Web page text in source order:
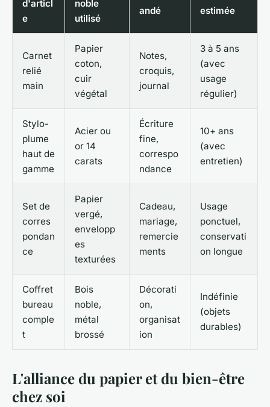
d'articl
e
noble
utilisé
andé
estimée
Carnet
relié
main
Papier
coton,
cuir
végétal
Notes,
croquis,
journal
3 à 5 ans
(avec
usage
régulier)
Stylo-
plume
haut de
gamme
Acier ou
or 14
carats
Écriture
fine,
correspo
ndance
10+ ans
(avec
entretien)
Set de
corres
pondan
ce
Papier
vergé,
envelopp
es
texturées
Cadeau,
mariage,
remercie
ments
Usage
ponctuel,
conservati
on longue
Coffret
bureau
comple
t
Bois
noble,
métal
brossé
Décorati
on,
organisat
ion
Indéfinie
(objets
durables)
L'alliance du papier et du bien-être
chez soi